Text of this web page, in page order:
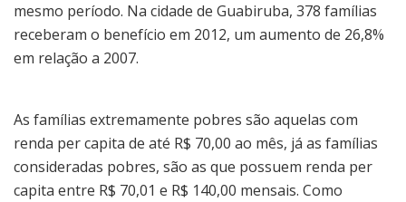
mesmo período. Na cidade de Guabiruba, 378 famílias
receberam o benefício em 2012, um aumento de 26,8%
em relação a 2007.
As famílias extremamente pobres são aquelas com
renda per capita de até R$ 70,00 ao mês, já as famílias
consideradas pobres, são as que possuem renda per
capita entre R$ 70,01 e R$ 140,00 mensais. Como